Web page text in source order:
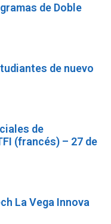
de Doble
de nuevo
de
(francés) – 27 de
La Vega Innova